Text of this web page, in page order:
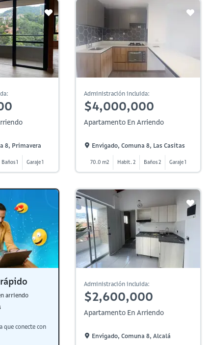
8, Primavera
Baños 1 Garaje 1
Administración incluida:
$4,000,000
Apartamento En Arriendo
Envigado, Comuna 8, Las Casitas
70.0 m2 Habit. 2 Baños 2 Garaje 1
arriendo
que conecte con
Administración incluida:
$2,600,000
Apartamento En Arriendo
Envigado, Comuna 8, Alcalá